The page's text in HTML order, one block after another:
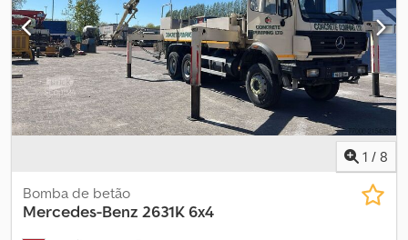
1 / 8
Bomba de betão
Mercedes-Benz 2631K 6x4